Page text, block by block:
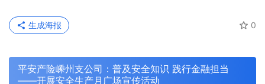
0
生成海报
平安产险嵊州支公司：普及安全知识 践行金融担当
——开展安全生产月广场宣传活动